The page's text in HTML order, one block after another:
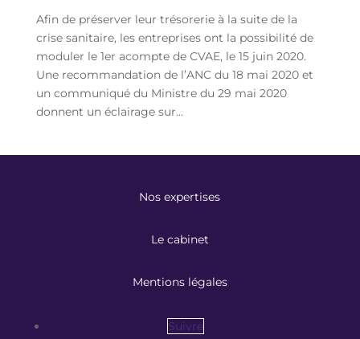
Afin de préserver leur trésorerie à la suite de la
crise sanitaire, les entreprises ont la possibilité de
moduler le 1er acompte de CVAE, le 15 juin 2020.
Une recommandation de l’ANC du 18 mai 2020 et
un communiqué du Ministre du 29 mai 2020
donnent un éclairage sur...
Nos expertises
Le cabinet
Mentions légales
Suivre